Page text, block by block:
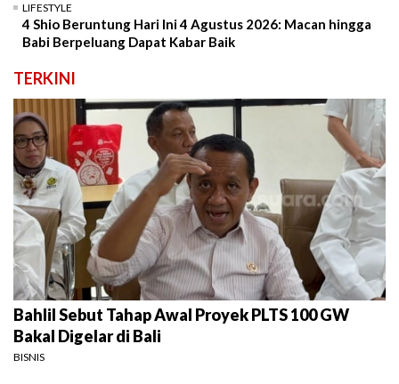
LIFESTYLE
4 Shio Beruntung Hari Ini 4 Agustus 2026: Macan hingga
Babi Berpeluang Dapat Kabar Baik
TERKINI
Bahlil Sebut Tahap Awal Proyek PLTS 100 GW
Bakal Digelar di Bali
BISNIS